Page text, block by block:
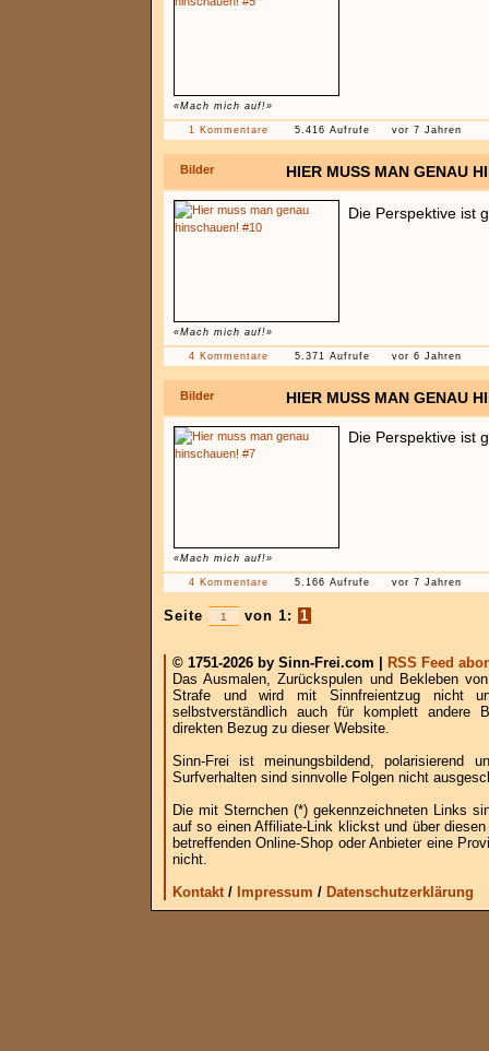
«Mach mich auf!»
1 Kommentare 5.416 Aufrufe vor 7 Jahren
Bilder HIER MUSS MAN GENAU
«Mach mich auf!»
Die Perspektive ist
4 Kommentare 5.371 Aufrufe vor 6 Jahren
Bilder HIER MUSS MAN GENAU
«Mach mich auf!»
Die Perspektive ist
4 Kommentare 5.166 Aufrufe vor 7 Jahren
Seite von 1: 1
© 1751-2026 by Sinn-Frei.com |
RSS Feed
Das Ausmalen, Zurückspulen und Bekleben
Strafe und wird mit Sinnfreientzug nicht
selbstverständlich auch für komplett andere
direkten Bezug zu dieser Website.
Sinn-Frei ist meinungsbildend, polarisierend
Surfverhalten sind sinnvolle Folgen nicht
Die mit Sternchen (*) gekennzeichneten Links
auf so einen Affiliate-Link klickst und über
betreffenden Online-Shop oder Anbieter eine
nicht.
Kontakt/ Impressum / Datenschutzerklärung